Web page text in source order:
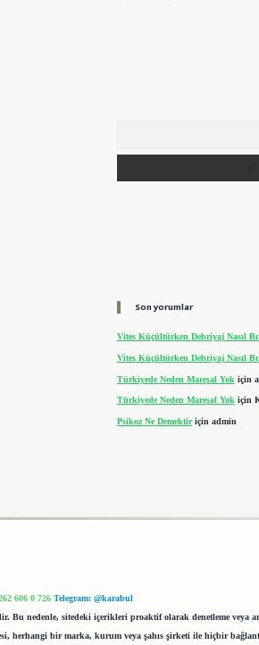
Son yorumlar
Vites Küçültürken Debriyaj Nasıl
Vites Küçültürken Debriyaj Nasıl
Türkiyede Neden Mareşal Yok için
Türkiyede Neden Mareşal Yok için
Psikoz Ne Demektiriçin admin
606 0 726 Telegram: @karabul
Bu nedenle, sitedeki içerikleri proaktif olarak denetleme veya
herhangi bir marka, kurum veya şahıs şirketi ile hiçbir